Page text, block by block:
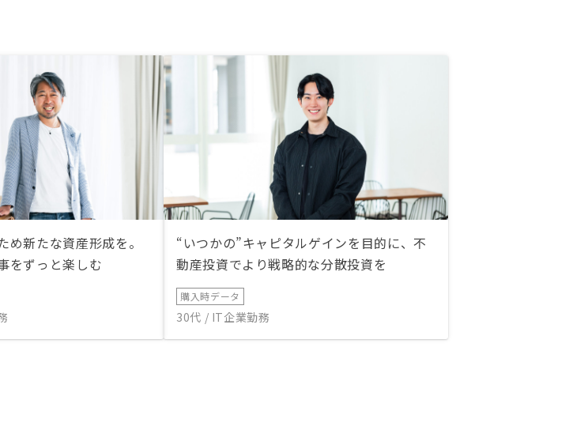
め新たな資産形成を。
をずっと楽しむ
“いつかの”キャピタルゲインを目的に、不
動産投資でより戦略的な分散投資を
購入時データ
30代 / IT企業勤務